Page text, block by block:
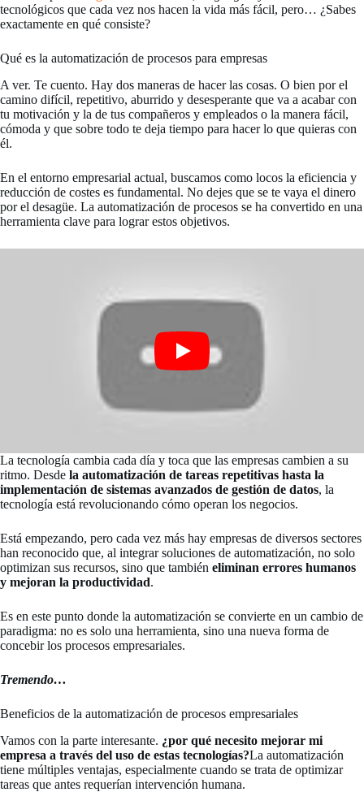
tecnológicos que cada vez nos hacen la vida más fácil, pero… ¿Sabes
exactamente en qué consiste?
Qué es la automatización de procesos para empresas
A ver. Te cuento. Hay dos maneras de hacer las cosas. O bien por el
camino difícil, repetitivo, aburrido y desesperante que va a acabar con
tu motivación y la de tus compañeros y empleados o la manera fácil,
cómoda y que sobre todo te deja tiempo para hacer lo que quieras con
él.
En el entorno empresarial actual, buscamos como locos la eficiencia y
reducción de costes es fundamental. No dejes que se te vaya el dinero
por el desagüe. La automatización de procesos se ha convertido en una
herramienta clave para lograr estos objetivos.
La tecnología cambia cada día y toca que las empresas cambien a su
ritmo. Desde la automatización de tareas repetitivas hasta la
implementación de sistemas avanzados de gestión de datos, la
tecnología está revolucionando cómo operan los negocios.
Está empezando, pero cada vez más hay empresas de diversos sectores
han reconocido que, al integrar soluciones de automatización, no solo
optimizan sus recursos, sino que también eliminan errores humanos
y mejoran la productividad.
Es en este punto donde la automatización se convierte en un cambio de
paradigma: no es solo una herramienta, sino una nueva forma de
concebir los procesos empresariales.
Tremendo…
Beneficios de la automatización de procesos empresariales
Vamos con la parte interesante. ¿por qué necesito mejorar mi
empresa a través del uso de estas tecnologías?La automatización
tiene múltiples ventajas, especialmente cuando se trata de optimizar
tareas que antes requerían intervención humana.